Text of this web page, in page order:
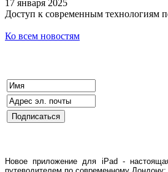
17 января 2025
Доступ к современным технологиям
Ко всем новостям
Новое приложение для iPad -